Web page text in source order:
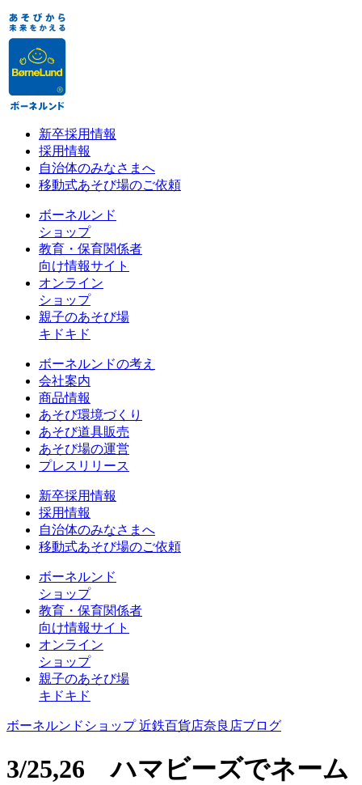
新卒採用情報
採用情報
自治体のみなさまへ
移動式あそび場のご依頼
ボーネルンド
ショップ
教育・保育関係者
向け情報サイト
オンライン
ショップ
親子のあそび場
キドキド
ボーネルンドの考え
会社案内
商品情報
あそび環境づくり
あそび道具販売
あそび場の運営
プレスリリース
新卒採用情報
採用情報
自治体のみなさまへ
移動式あそび場のご依頼
ボーネルンド
ショップ
教育・保育関係者
向け情報サイト
オンライン
ショップ
親子のあそび場
キドキド
ボーネルンドショップ 近鉄百貨店奈良店ブログ
3/25,26 ハマビーズでネーム